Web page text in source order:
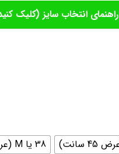
راهنمای انتخاب سایز (کلیک
38 یا M (عرض 46سانت)